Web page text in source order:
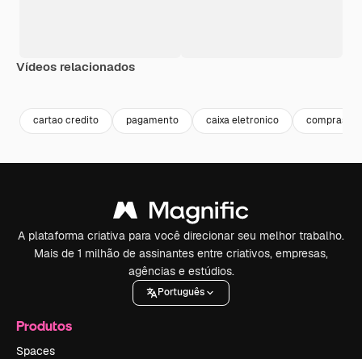
Vídeos relacionados
cartao credito pagamento caixa eletronico compras
A plataforma criativa para você direcionar seu melhor trabalho.
Mais de 1 milhão de assinantes entre criativos, empresas,
agências e estúdios.
Português
Produtos
Spaces